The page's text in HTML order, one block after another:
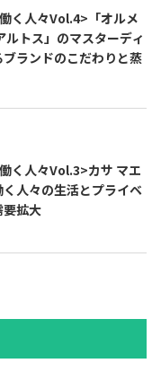
く人々Vol.4>「オルメ
ルトス」のマスターディ
ランドのこだわりと蒸
く人々Vol.3>カサ マエ
人々の生活とプライベ
要拡大